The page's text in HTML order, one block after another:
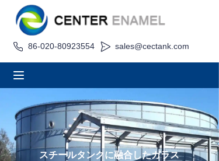
86-020-80923554 sales@cectank.com
スチールタンクに融合したガラス
家
について
製品
アプリケーション